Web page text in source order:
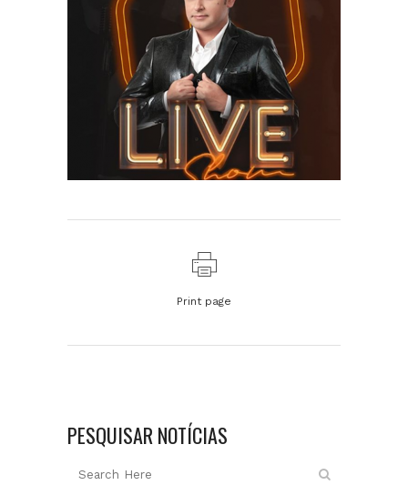
Print page
PESQUISAR NOTÍCIAS